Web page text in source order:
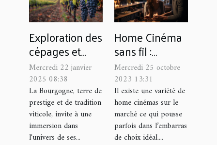
Exploration des
cépages et
méthodes de
vinification en
Bourgogne
Mercredi 22 janvier
2025 08:38
La Bourgogne, terre de
prestige et de tradition
viticole, invite à une
immersion dans
l'univers de ses...
Home Cinéma
sans fil :
comment
choisir ?
Mercredi 25 octobre
2023 13:31
Il existe une variété de
home cinémas sur le
marché ce qui pousse
parfois dans l’embarras
de choix idéal....